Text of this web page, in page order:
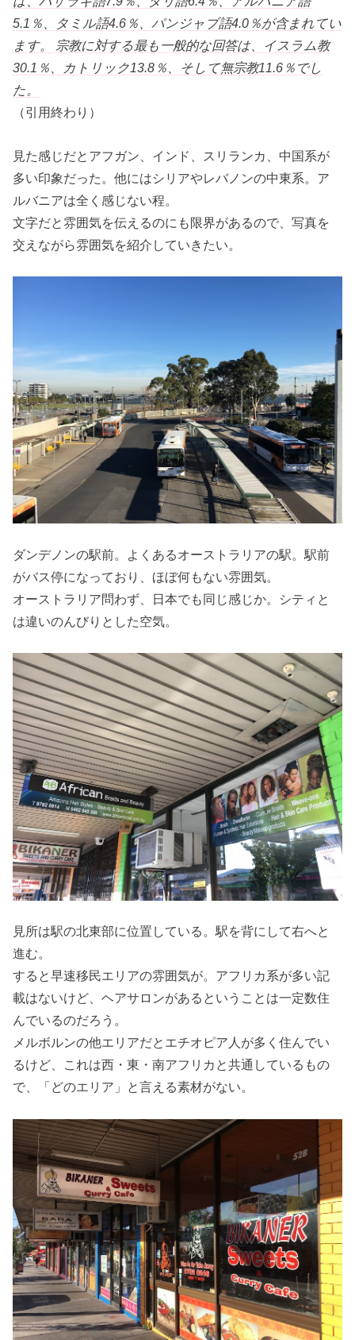
5.1％、タミル語4.6％、パンジャブ語4.0％が含まれてい
ます。 宗教に対する最も一般的な回答は、イスラム教
30.1％、カトリック13.8％、そして無宗教11.6％でし
た。
（引用終わり）
見た感じだとアフガン、インド、スリランカ、中国系が
多い印象だった。他にはシリアやレバノンの中東系。ア
ルバニアは全く感じない程。
文字だと雰囲気を伝えるのにも限界があるので、写真を
交えながら雰囲気を紹介していきたい。
ダンデノンの駅前。よくあるオーストラリアの駅。駅前
がバス停になっており、ほぼ何もない雰囲気。
オーストラリア問わず、日本でも同じ感じか。シティと
は違いのんびりとした空気。
見所は駅の北東部に位置している。駅を背にして右へと
進む。
すると早速移民エリアの雰囲気が。アフリカ系が多い記
載はないけど、ヘアサロンがあるということは一定数住
んでいるのだろう。
メルボルンの他エリアだとエチオピア人が多く住んでい
るけど、これは西・東・南アフリカと共通しているもの
で、「どのエリア」と言える素材がない。